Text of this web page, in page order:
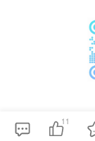
11